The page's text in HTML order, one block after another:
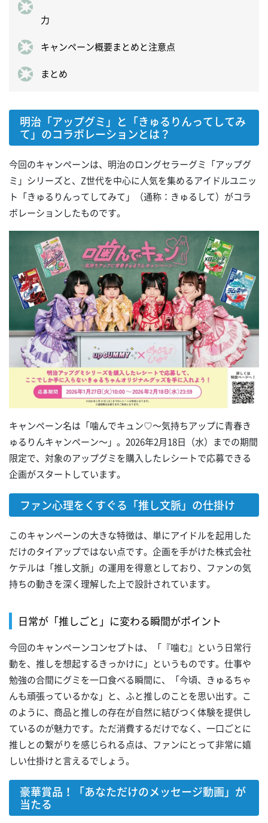
力
キャンペーン概要まとめと注意点
まとめ
明治「アップグミ」と「きゅるりんってしてみ
て」のコラボレーションとは？
今回のキャンペーンは、明治のロングセラーグミ「アップグ
ミ」シリーズと、Z世代を中心に人気を集めるアイドルユニッ
ト「きゅるりんってしてみて」（通称：きゅるして）がコラ
ボレーションしたものです。
キャンペーン名は「噛んでキュン♡～気持ちアップに青春き
ゅるりんキャンペーン～」。2026年2月18日（水）までの期間
限定で、対象のアップグミを購入したレシートで応募できる
企画がスタートしています。
ファン心理をくすぐる「推し文脈」の仕掛け
このキャンペーンの大きな特徴は、単にアイドルを起用した
だけのタイアップではない点です。企画を手がけた株式会社
ケテルは「推し文脈」の運用を得意としており、ファンの気
持ちの動きを深く理解した上で設計されています。
日常が「推しごと」に変わる瞬間がポイント
今回のキャンペーンコンセプトは、「『噛む』という日常行
動を、推しを想起するきっかけに」というものです。仕事や
勉強の合間にグミを一口食べる瞬間に、「今頃、きゅるちゃ
んも頑張っているかな」と、ふと推しのことを思い出す。こ
のように、商品と推しの存在が自然に結びつく体験を提供し
ているのが魅力です。ただ消費するだけでなく、一口ごとに
推しとの繋がりを感じられる点は、ファンにとって非常に嬉
しい仕掛けと言えるでしょう。
豪華賞品！「あなただけのメッセージ動画」が
当たる